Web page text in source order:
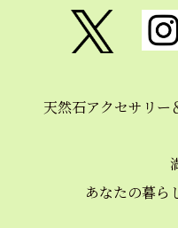
天然石アクセサリー
あなたの暮ら